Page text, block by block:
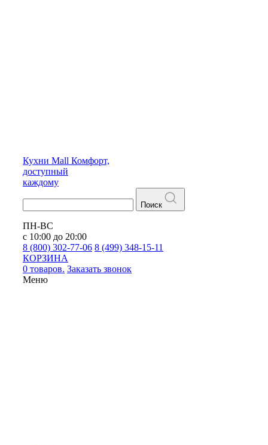
Кухни Mall Комфорт,
доступный
каждому
Поиск
ПН-ВС
с 10:00 до 20:00
8 (800) 302-77-06 8 (499) 348-15-11
КОРЗИНА
0 товаров. Заказать звонок
Меню